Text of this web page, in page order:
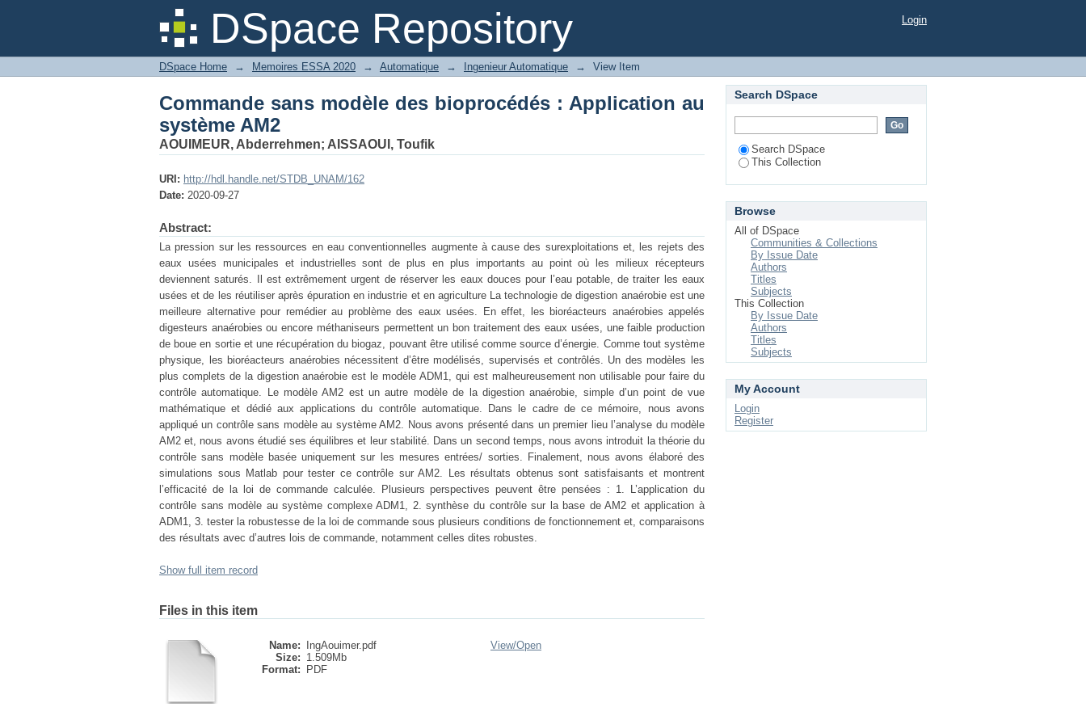
DSpace Repository
Commande sans modèle des bioprocédés : Application au système AM2 Login
DSpace Home → Memoires ESSA 2020 → Automatique → Ingenieur Automatique → View Item
Commande sans modèle des bioprocédés : Application au
système AM2
AOUIMEUR, Abderrehmen; AISSAOUI, Toufik
URI: http://hdl.handle.net/STDB_UNAM/162
Date: 2020-09-27
Abstract:
La pression sur les ressources en eau conventionnelles augmente à cause des surexploitations et, les rejets des
eaux usées municipales et industrielles sont de plus en plus importants au point où les milieux récepteurs
deviennent saturés. Il est extrêmement urgent de réserver les eaux douces pour l’eau potable, de traiter les eaux
usées et de les réutiliser après épuration en industrie et en agriculture La technologie de digestion anaérobie est une
meilleure alternative pour remédier au problème des eaux usées. En effet, les bioréacteurs anaérobies appelés
digesteurs anaérobies ou encore méthaniseurs permettent un bon traitement des eaux usées, une faible production
de boue en sortie et une récupération du biogaz, pouvant être utilisé comme source d’énergie. Comme tout système
physique, les bioréacteurs anaérobies nécessitent d’être modélisés, supervisés et contrôlés. Un des modèles les
plus complets de la digestion anaérobie est le modèle ADM1, qui est malheureusement non utilisable pour faire du
contrôle automatique. Le modèle AM2 est un autre modèle de la digestion anaérobie, simple d’un point de vue
mathématique et dédié aux applications du contrôle automatique. Dans le cadre de ce mémoire, nous avons
appliqué un contrôle sans modèle au système AM2. Nous avons présenté dans un premier lieu l’analyse du modèle
AM2 et, nous avons étudié ses équilibres et leur stabilité. Dans un second temps, nous avons introduit la théorie du
contrôle sans modèle basée uniquement sur les mesures entrées/ sorties. Finalement, nous avons élaboré des
simulations sous Matlab pour tester ce contrôle sur AM2. Les résultats obtenus sont satisfaisants et montrent
l’efficacité de la loi de commande calculée. Plusieurs perspectives peuvent être pensées : 1. L’application du
contrôle sans modèle au système complexe ADM1, 2. synthèse du contrôle sur la base de AM2 et application à
ADM1, 3. tester la robustesse de la loi de commande sous plusieurs conditions de fonctionnement et, comparaisons
des résultats avec d’autres lois de commande, notamment celles dites robustes.
Show full item record
Files in this item
Name:
IngAouimer.pdf
Size: 1.509Mb
Format:
PDF
View/Open
Search DSpace
Search DSpace
This Collection
Browse
All of DSpace
Communities & Collections
By Issue Date
Authors
Titles
Subjects
This Collection
By Issue Date
Authors
Titles
Subjects
My Account
Login
Register